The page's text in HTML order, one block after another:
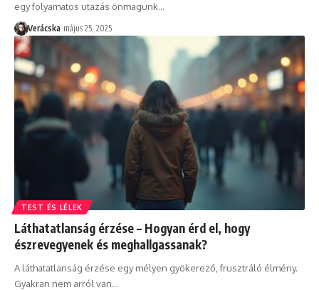
egy folyamatos utazás önmagunk…
Verácska május 25, 2025
TEST ÉS LÉLEK
Láthatatlanság érzése – Hogyan érd el, hogy
észrevegyenek és meghallgassanak?
A láthatatlanság érzése egy mélyen gyökerező, frusztráló élmény.
Gyakran nem arról van…